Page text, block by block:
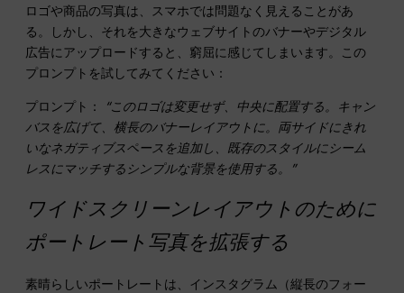
ロゴや商品の写真は、スマホでは問題なく見えることがあ
る。しかし、それを大きなウェブサイトのバナーやデジタル
広告にアップロードすると、窮屈に感じてしまいます。この
プロンプトを試してみてください：
プロンプト：
“このロゴは変更せず、中央に配置する。キャン
バスを広げて、横長のバナーレイアウトに。両サイドにきれ
いなネガティブスペースを追加し、既存のスタイルにシーム
レスにマッチするシンプルな背景を使用する。”
ワイドスクリーンレイアウトのために
ポートレート写真を拡張する
素晴らしいポートレートは、インスタグラム（縦長のフォー